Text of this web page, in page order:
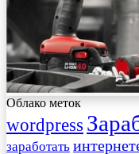
Облако меток
wordpress
заработать